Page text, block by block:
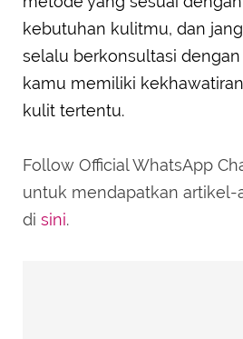
kebutuhan kulitmu, dan
selalu berkonsultasi
kamu memiliki
kulit tertentu.
Follow Official WhatsApp
untuk mendapatkan artikel-
di sini.